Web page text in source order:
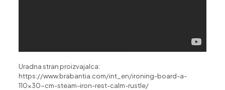
Uradna stran proizvajalca:
https://www.brabantia.com/int_en/ironing-board-a-
110×30-cm-steam-iron-rest-calm-rustle/